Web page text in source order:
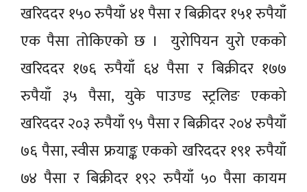
खरिददर १५० रुपैयाँ ४१ पैसा र बिक्रीदर १५१ रुपैयाँ
एक पैसा तोकिएको छ । युरोपियन युरो एकको
खरिददर १७६ रुपैयाँ ६४ पैसा र बिक्रीदर १७७
रुपैयाँ ३५ पैसा, युके पाउण्ड स्ट्रलिङ एकको
खरिददर २०३ रुपैयाँ ९५ पैसा र बिक्रीदर २०४ रुपैयाँ
७६ पैसा, स्वीस फ्रयाङ्क एकको खरिददर १९१ रुपैयाँ
७४ पैसा र बिक्रीदर १९२ रुपैयाँ ५० पैसा कायम